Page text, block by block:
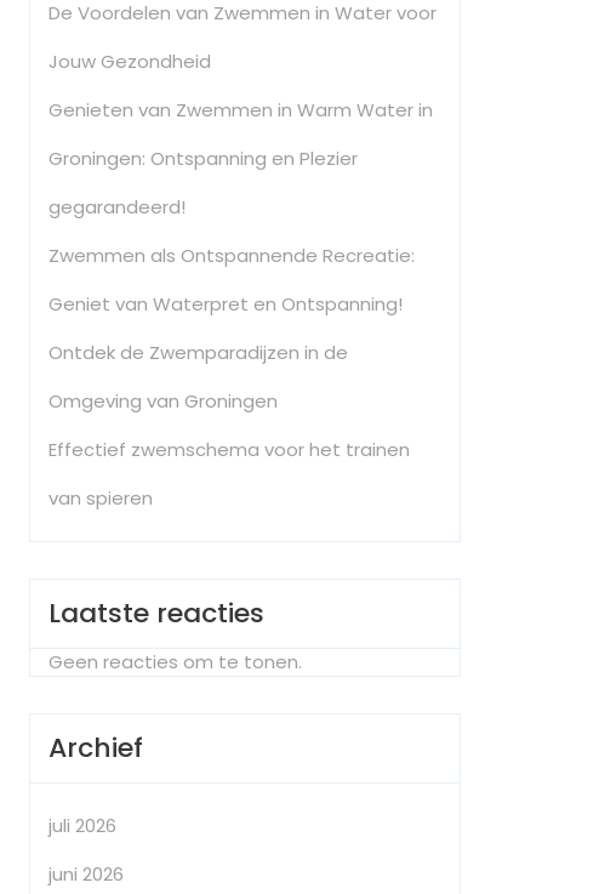
De Voordelen van Zwemmen in Water voor
Jouw Gezondheid
Genieten van Zwemmen in Warm Water in
Groningen: Ontspanning en Plezier
gegarandeerd!
Zwemmen als Ontspannende Recreatie:
Geniet van Waterpret en Ontspanning!
Ontdek de Zwemparadijzen in de
Omgeving van Groningen
Effectief zwemschema voor het trainen
van spieren
Laatste reacties
Geen reacties om te tonen.
Archief
juli 2026
juni 2026